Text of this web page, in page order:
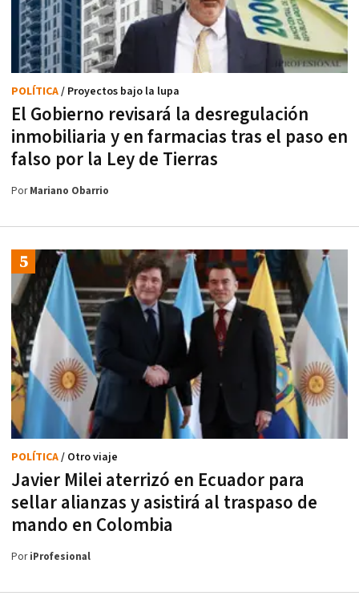
El Gobierno revisará la desregulación
inmobiliaria y en farmacias tras el paso en
falso por la Ley de Tierras
POLÍTICA/ Proyectos bajo la lupa
PorMariano Obarrio
Javier Milei aterrizó en Ecuador para
sellar alianzas y asistirá al traspaso de
mando en Colombia
POLÍTICA/ Otro viaje
PoriProfesional